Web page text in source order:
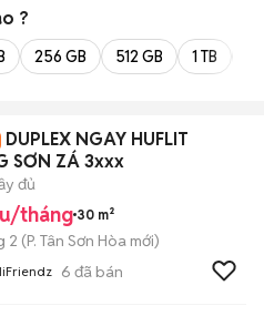
?
256 GB 512 GB 1 TB
DUPLEX NGAY HUFLIT
SƠN ZÁ 3xxx
đủ
tháng 30 m²
2 (P. Tân Sơn Hòa mới)
6 đã bán